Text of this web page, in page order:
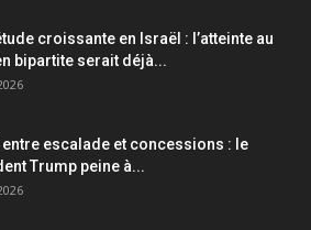
croissante en Israël : l’atteinte au
bipartite serait déjà...
entre escalade et concessions : le
Trump peine à...